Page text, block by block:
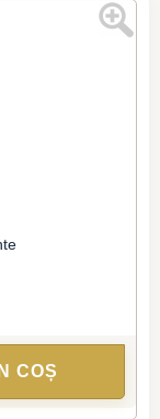
COȘ